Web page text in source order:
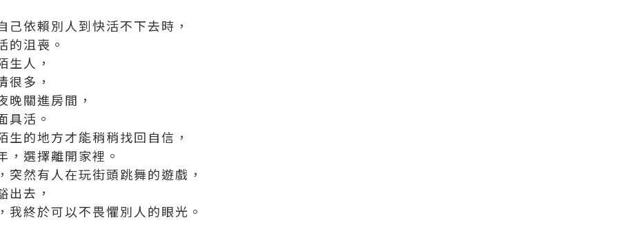
己依賴別人到快活不下去時，
的沮喪。
生人，
很多，
晚關進房間，
具活。
生的地方才能稍稍找回自信，
，選擇離開家裡。
突然有人在玩街頭跳舞的遊戲，
出去，
我終於可以不畏懼別人的眼光。